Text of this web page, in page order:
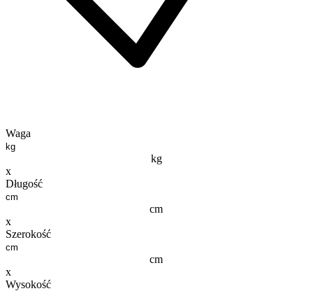
Waga
kg
x
Długość
cm
x
Szerokość
cm
x
Wysokość